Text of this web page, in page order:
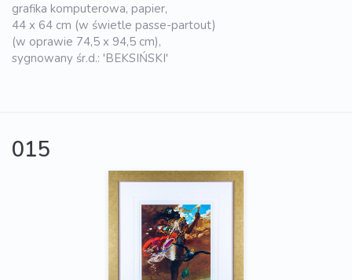
grafika komputerowa, papier,
44 x 64 cm (w świetle passe-partout)
(w oprawie 74,5 x 94,5 cm),
sygnowany śr.d.: 'BEKSIŃSKI'
015